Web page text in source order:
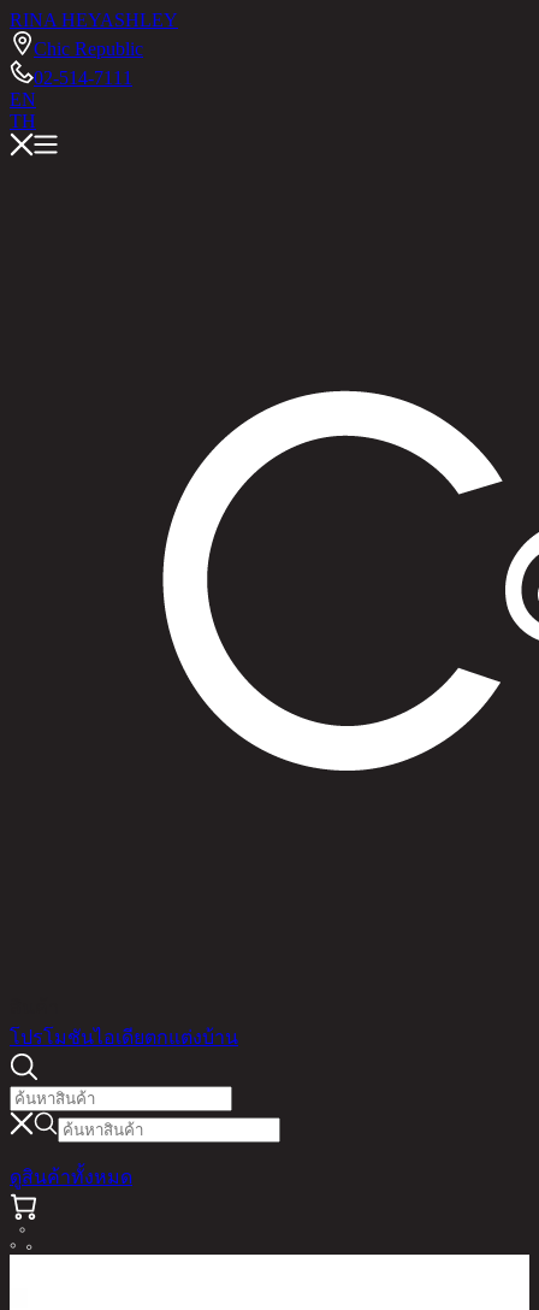
RINA HEYASHLEY
Chic Republic
02-514-7111
EN
TH
โปรโมชันไอเดียตกแต่งบ้าน
ดูสินค้าทั้งหมด